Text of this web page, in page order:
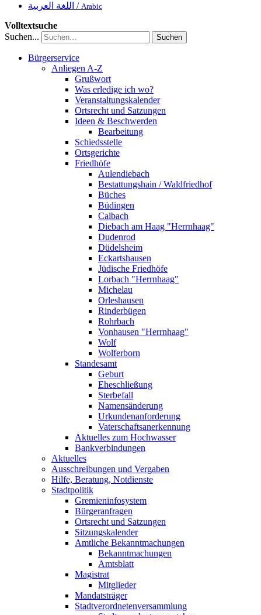
اللغة العربية / Arabic
Volltextsuche
Suchen...
Suchen
Bürgerservice
Anliegen A-Z
Grußwort
Was erledige ich wo?
Veranstaltungskalender
Ortsrecht und Satzungen
Ideen & Beschwerden
Bearbeitung
Schiedsstelle
Ortsgerichte
Friedhöfe
Aulendiebach
Bestattungshain / Waldfriedhof
Büches
Büdingen
Calbach
Diebach am Haag "Herrnhaag"
Dudenrod
Düdelsheim
Eckartshausen
Jüdische Friedhöfe
Lorbach "Herrnhaag"
Michelau
Orleshausen
Rinderbügen
Rohrbach
Vonhausen "Herrnhaag"
Wolf
Wolferborn
Standesamt
Geburt
Eheschließung
Sterbefall
Namensänderung
Urkundenanforderung
Vaterschaftsanerkennung
Aktuelles zum Hochwasser
Bankverbindungen
Aktuelles
Ausschreibungen und Vergaben
Hilfe, Beratung, Notdienste
Stadtpolitik
Gremieninfosystem
Bürgeranfragen
Ortsrecht und Satzungen
Sitzungskalender
Amtliche Bekanntmachungen
Bekanntmachungen
Amtsblatt
Magistrat
Mitglieder
Mandatsträger
Stadtverordnetenversammlung